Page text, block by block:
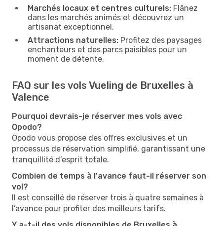
Marchés locaux et centres culturels: Flânez
dans les marchés animés et découvrez un
artisanat exceptionnel.
Attractions naturelles: Profitez des paysages
enchanteurs et des parcs paisibles pour un
moment de détente.
FAQ sur les vols Vueling de Bruxelles à
Valence
Pourquoi devrais-je réserver mes vols avec
Opodo?
Opodo vous propose des offres exclusives et un
processus de réservation simplifié, garantissant une
tranquillité d’esprit totale.
Combien de temps à l'avance faut-il réserver son
vol?
Il est conseillé de réserver trois à quatre semaines à
l’avance pour profiter des meilleurs tarifs.